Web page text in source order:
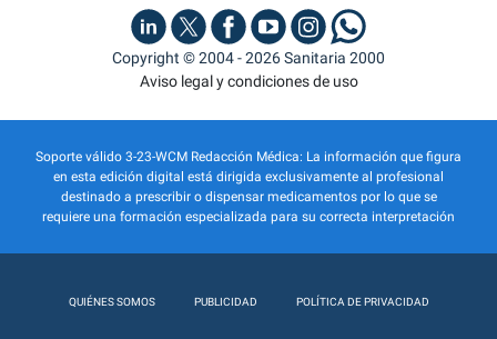
Copyright © 2004 - 2026 Sanitaria 2000
Aviso legal y condiciones de uso
Soporte válido 3-23-WCM Redacción Médica: La información que figura
en esta edición digital está dirigida exclusivamente al profesional
destinado a prescribir o dispensar medicamentos por lo que se
requiere una formación especializada para su correcta interpretación
QUIÉNES SOMOS PUBLICIDAD POLÍTICA DE PRIVACIDAD